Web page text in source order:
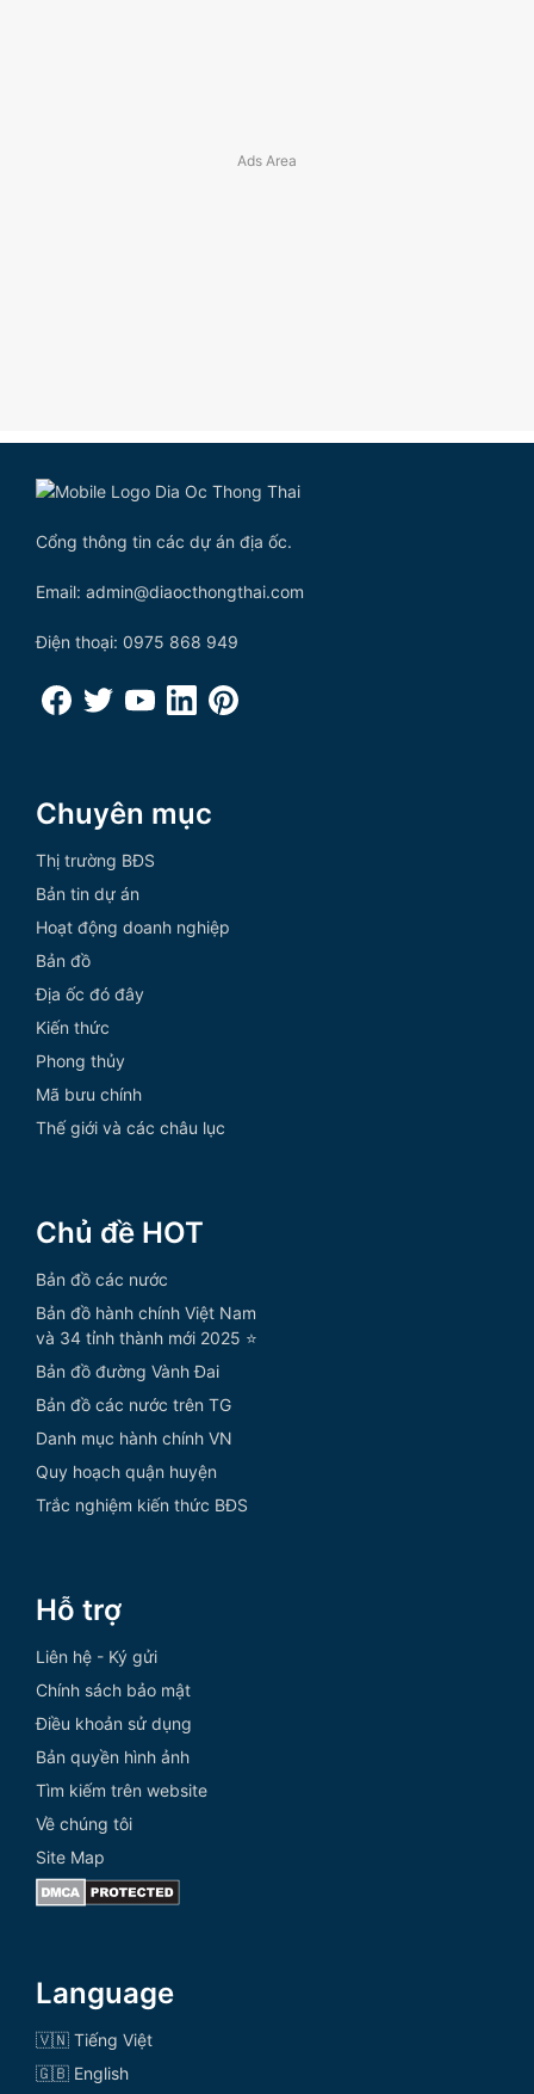
Cổng thông tin các dự án địa ốc.
Email: admin@diaocthongthai.com
Điện thoại: 0975 868 949
Chuyên mục
Thị trường BĐS
Bản tin dự án
Hoạt động doanh nghiệp
Bản đồ
Địa ốc đó đây
Kiến thức
Phong thủy
Mã bưu chính
Thế giới và các châu lục
Chủ đề HOT
Bản đồ các nước
Bản đồ hành chính Việt Nam
và 34 tỉnh thành mới 2025 ⭐
Bản đồ đường Vành Đai
Bản đồ các nước trên TG
Danh mục hành chính VN
Quy hoạch quận huyện
Trắc nghiệm kiến thức BĐS
Hỗ trợ
Liên hệ - Ký gửi
Chính sách bảo mật
Điều khoản sử dụng
Bản quyền hình ảnh
Tìm kiếm trên website
Về chúng tôi
Site Map
Language
🇻🇳 Tiếng Việt
🇬🇧 English